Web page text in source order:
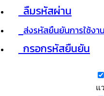
ลืมรหัสผ่าน
ส่งรหัสยืนยันการใช้งาน
กรอกรหัสยืนยัน
แ